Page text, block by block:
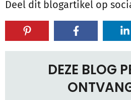
Deel dit blogartikel op
DEZE BLOG